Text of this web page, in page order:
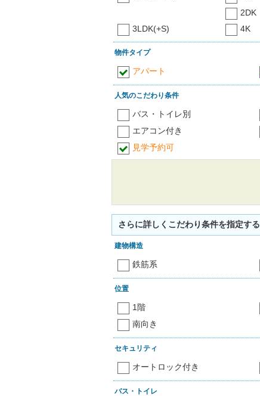
2DK
3LDK(+S)
4K
物件タイプ
アパート
人気のこだわり条件
バス・トイレ別
エアコン付き
見学予約可
さらに詳しくこだわり条件を指定する
建物構造
鉄筋系
位置
1階
南向き
セキュリティ
オートロック付き
バス・トイレ